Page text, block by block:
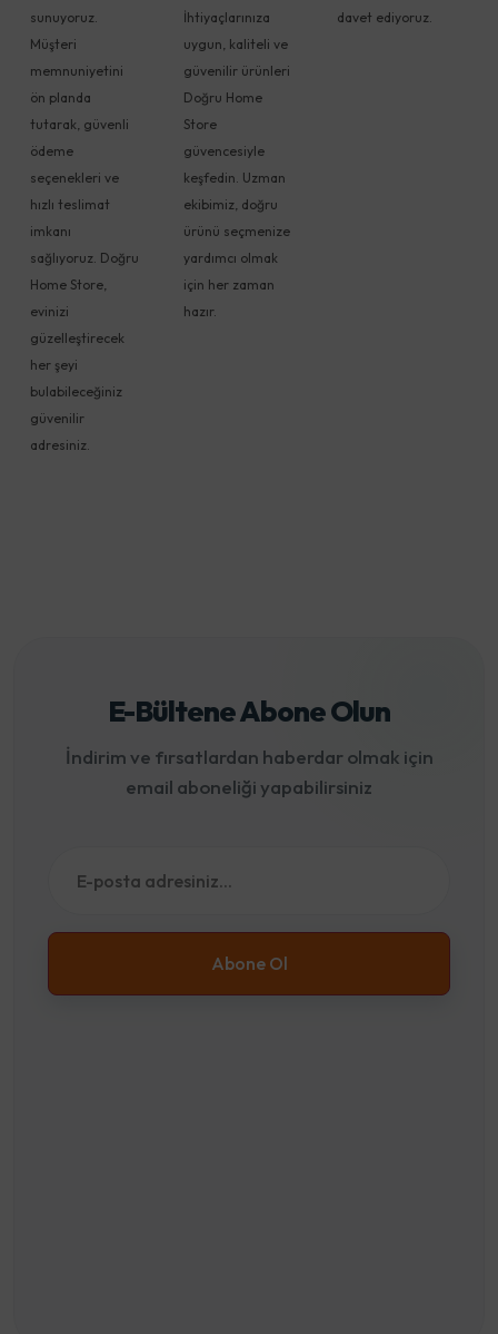
sunuyoruz.
Müşteri
memnuniyetini
ön planda
tutarak, güvenli
ödeme
seçenekleri ve
hızlı teslimat
imkanı
sağlıyoruz. Doğru
Home Store,
evinizi
güzelleştirecek
her şeyi
bulabileceğiniz
güvenilir
adresiniz.
İhtiyaçlarınıza
uygun, kaliteli ve
güvenilir ürünleri
Doğru Home
Store
güvencesiyle
keşfedin. Uzman
ekibimiz, doğru
ürünü seçmenize
yardımcı olmak
için her zaman
hazır.
davet ediyoruz.
E-Bültene Abone Olun
İndirim ve fırsatlardan haberdar olmak için
email aboneliği yapabilirsiniz
Abone Ol